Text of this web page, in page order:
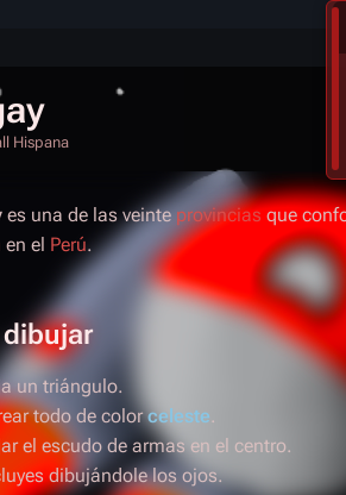
Hispana
es una de las veinte provinciasque
en el Perú.
un triángulo.
todo de colorceleste.
el escudo de armas en el centro.
dibujándole los ojos.